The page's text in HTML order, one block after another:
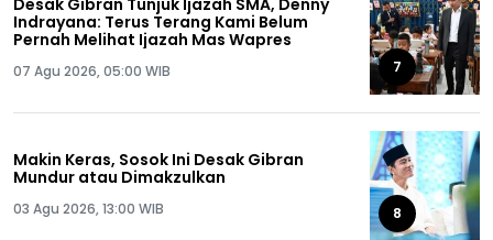
Indrayana: Terus Terang Kami Belum
Pernah Melihat Ijazah Mas Wapres
07 Agu 2026, 05:00 WIB 7
Makin Keras, Sosok Ini Desak Gibran
Mundur atau Dimakzulkan
03 Agu 2026, 13:00 WIB 8